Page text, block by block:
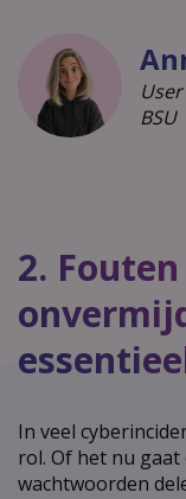
BSU
2.
In veel
rol. Of het nu
wachtwoorden